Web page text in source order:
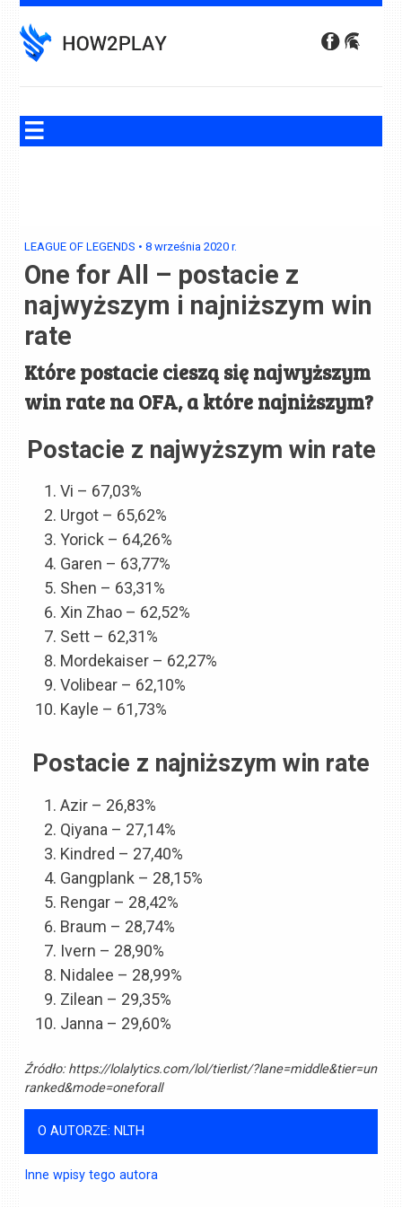
to
content
LEAGUE OF LEGENDS •8 września 2020 r.
One for All – postacie z
najwyższym i najniższym win
rate
Które postacie cieszą się najwyższym
win rate na OFA, a które najniższym?
Postacie z najwyższym win rate
Vi – 67,03%
Urgot – 65,62%
Yorick – 64,26%
Garen – 63,77%
Shen – 63,31%
Xin Zhao – 62,52%
Sett – 62,31%
Mordekaiser – 62,27%
Volibear – 62,10%
Kayle – 61,73%
Postacie z najniższym win rate
Azir – 26,83%
Qiyana – 27,14%
Kindred – 27,40%
Gangplank – 28,15%
Rengar – 28,42%
Braum – 28,74%
Ivern – 28,90%
Nidalee – 28,99%
Zilean – 29,35%
Janna – 29,60%
Źródło:https://lolalytics.com/lol/tierlist/?lane=middle&tier=un
ranked&mode=oneforall
O AUTORZE: NLTH
Inne wpisy tego autora